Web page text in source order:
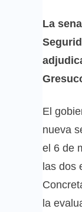
La
El
nueva
el 6 de
las dos
la